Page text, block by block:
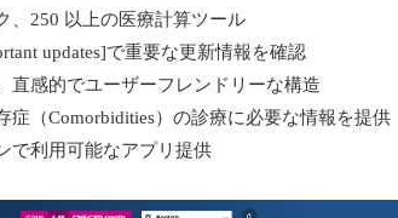
、250 以上の医療計算ツール
updates]で重要な更新情報を確認
直感的でユーザーフレンドリーな構造
（Comorbidities）の診療に必要な情報を提供
で利用可能なアプリ提供